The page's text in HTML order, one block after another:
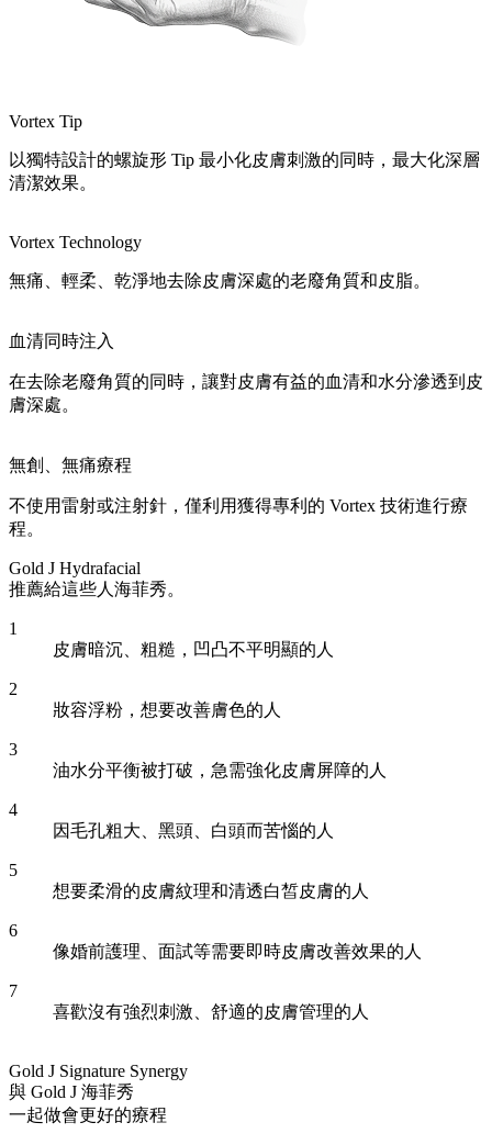
Vortex Tip
以獨特設計的螺旋形 Tip 最小化皮膚刺激的同時，最大化深層
清潔效果。
Vortex Technology
無痛、輕柔、乾淨地去除皮膚深處的老廢角質和皮脂。
血清同時注入
在去除老廢角質的同時，讓對皮膚有益的血清和水分滲透到皮
膚深處。
無創、無痛療程
不使用雷射或注射針，僅利用獲得專利的 Vortex 技術進行療
程。
Gold J Hydrafacial
推薦給這些人海菲秀。
1
皮膚暗沉、粗糙，凹凸不平明顯的人
2
妝容浮粉，想要改善膚色的人
3
油水分平衡被打破，急需強化皮膚屏障的人
4
因毛孔粗大、黑頭、白頭而苦惱的人
5
想要柔滑的皮膚紋理和清透白皙皮膚的人
6
像婚前護理、面試等需要即時皮膚改善效果的人
7
喜歡沒有強烈刺激、舒適的皮膚管理的人
Gold J Signature Synergy
與 Gold J 海菲秀
一起做會更好的療程